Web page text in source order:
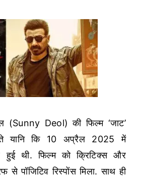
Deol) की फिल्म ‘जाट’
यानि कि 10 अप्रैल 2025 में
हुई थी. फिल्म को क्रिटिक्स और
से पॉजिटिव रिस्पोंस मिला. साथ ही